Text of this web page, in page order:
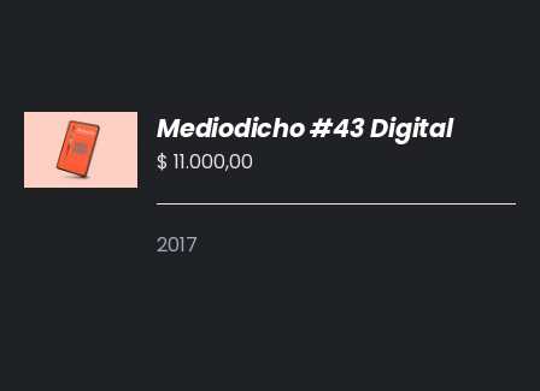
AL
CARRITO
/
Mediodicho #43 Digital
$ 11.000,00
2017